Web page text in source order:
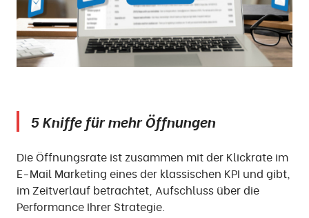
5 Kniffe für mehr Öffnungen
Die Öffnungsrate ist zusammen mit der Klickrate im
E-Mail Marketing eines der klassischen KPI und gibt,
im Zeitverlauf betrachtet, Aufschluss über die
Performance Ihrer Strategie.